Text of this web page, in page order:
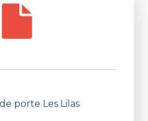
porte Les Lilas